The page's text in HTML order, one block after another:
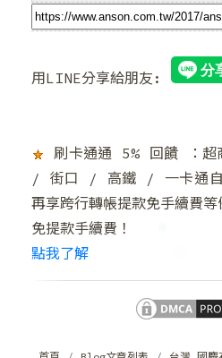
用LINE分享給朋友:
刷卡通通 5% 回饋 ：
/ 街口 / 高鐵 / 一卡通
再享跨行轉帳提款免手續費
免提款手續費！
點我了解